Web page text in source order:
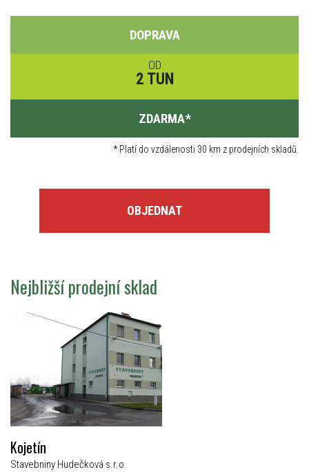
DOPRAVA
OD
2 TUN
ZDARMA*
*Platí do vzdálenosti 30 km z prodejních skladů.
OBJEDNAT
Nejbližší prodejní sklad
Kojetín
Stavebniny Hudečková s.r.o.